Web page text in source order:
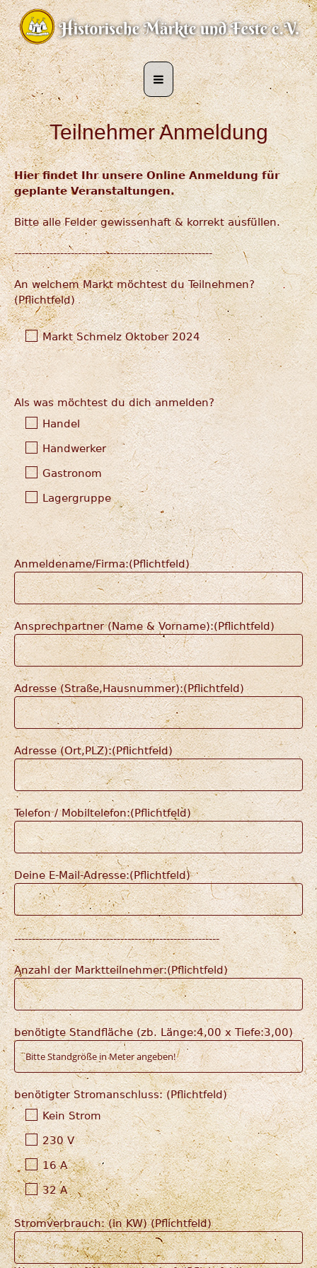
Teilnehmer Anmeldung
Hier findet Ihr unsere Online Anmeldung für
geplante Veranstaltungen.
Bitte alle Felder gewissenhaft & korrekt ausfüllen.
--------------------------------------------------------
An welchem Markt möchtest du Teilnehmen?
(Pflichtfeld)
Markt Schmelz Oktober 2024
Als was möchtest du dich anmelden?
Handel
Handwerker
Gastronom
Lagergruppe
Anmeldename/Firma:(Pflichtfeld)
Ansprechpartner (Name & Vorname):(Pflichtfeld)
Adresse (Straße,Hausnummer):(Pflichtfeld)
Adresse (Ort,PLZ):(Pflichtfeld)
Telefon / Mobiltelefon:(Pflichtfeld)
Deine E-Mail-Adresse:(Pflichtfeld)
----------------------------------------------------------
Anzahl der Marktteilnehmer:(Pflichtfeld)
benötigte Standfläche (zb. Länge:4,00 x Tiefe:3,00)
benötigter Stromanschluss: (Pflichtfeld)
Kein Strom
230 V
16 A
32 A
Stromverbrauch: (in KW) (Pflichtfeld)